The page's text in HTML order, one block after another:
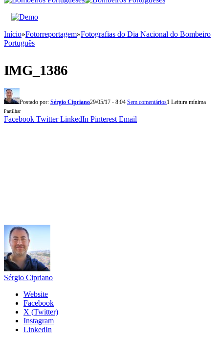
Início»Fotorreportagem»Fotografias do Dia Nacional do Bombeiro
Português
IMG_1386
Postado por: Sérgio Cipriano29/05/17 - 8:04 Sem comentários1 Leitura mínima
Partilhar
Facebook Twitter LinkedIn Pinterest Email
Sérgio Cipriano
Website
Facebook
X (Twitter)
Instagram
LinkedIn